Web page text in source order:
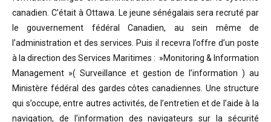
canadien. C’était à Ottawa. Le jeune sénégalais sera recruté par
le gouvernement fédéral Canadien, au sein même de
l’administration et des services. Puis il recevra l’offre d’un poste
à la direction des Services Maritimes : »Monitoring & Information
Management »( Surveillance et gestion de l’information ) au
Ministère fédéral des gardes côtes canadiennes. Une structure
qui s’occupe, entre autres activités, de l’entretien et de l’aide à la
navigation, de l’information des navigateurs sur la sécurité